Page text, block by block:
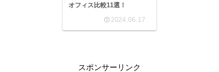
オフィス比較11選！
2024.06.17
スポンサーリンク